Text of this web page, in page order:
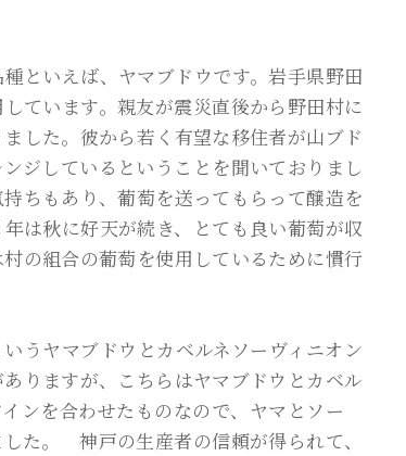
といえば、ヤマブドウです。岩手県野田
ています。親友が震災直後から野田村に
した。彼から若く有望な移住者が山ブド
ジしているということを聞いておりまし
ちもあり、葡萄を送ってもらって醸造を
は秋に好天が続き、とても良い葡萄が収
の組合の葡萄を使用しているために慣行
うヤマブドウとカベルネソーヴィニオン
りますが、こちらはヤマブドウとカベル
ンを合わせたものなので、ヤマとソー
た。 神戸の生産者の信頼が得られて、